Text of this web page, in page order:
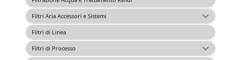
Filtri Aria Accessori e Sistemi
Filtri di Linea
Filtri di Processo